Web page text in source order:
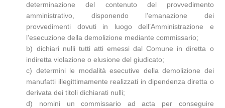
determinazione del contenuto del provvedimento
amministrativo, disponendo l’emanazione dei
provvedimenti dovuti in luogo dell’Amministrazione e
l’esecuzione della demolizione mediante commissario;
b) dichiari nulli tutti atti emessi dal Comune in diretta o
indiretta violazione o elusione del giudicato;
c) determini le modalità esecutive della demolizione dei
manufatti illegittimamente realizzati in dipendenza diretta o
derivata dei titoli dichiarati nulli;
d) nomini un commissario ad acta per conseguire